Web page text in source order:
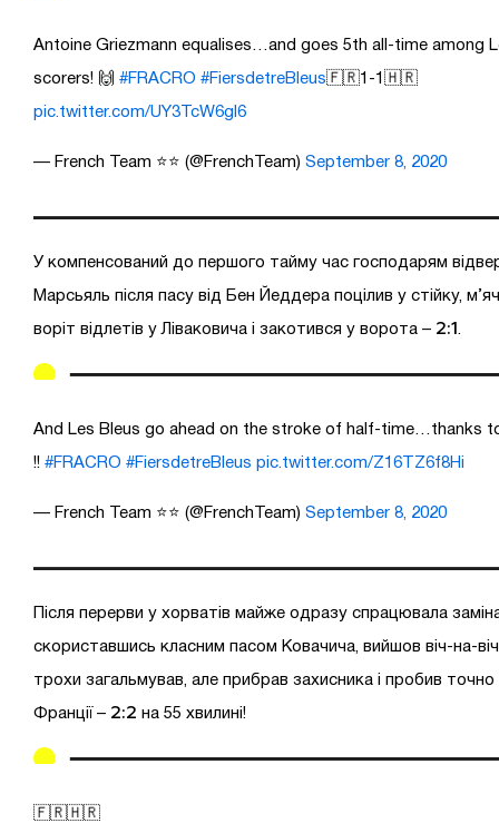
Antoine Griezmann equalises…and goes 5th all-time among
scorers! 🙌 #FRACRO #FiersdetreBleus🇫🇷1-1🇭🇷
pic.twitter.com/UY3TcW6gI6
— French Team ⭐⭐ (@FrenchTeam) September 8, 2020
У компенсований до першого тайму час господарям
Марсьяль після пасу від Бен Йеддера поцілив у стійку,
воріт відлетів у Ліваковича і закотився у ворота – 2:1
And Les Bleus go ahead on the stroke of half-time…thanks
!! #FRACRO #FiersdetreBleus pic.twitter.com/Z16TZ6f8Hi
— French Team ⭐⭐ (@FrenchTeam) September 8, 2020
Після перерви у хорватів майже одразу спрацювала
скориставшись класним пасом Ковачича, вийшов віч-на-
трохи загальмував, але прибрав захисника і пробив точно
Франції – 2:2 на 55 хвилині!
🇫🇷🇭🇷